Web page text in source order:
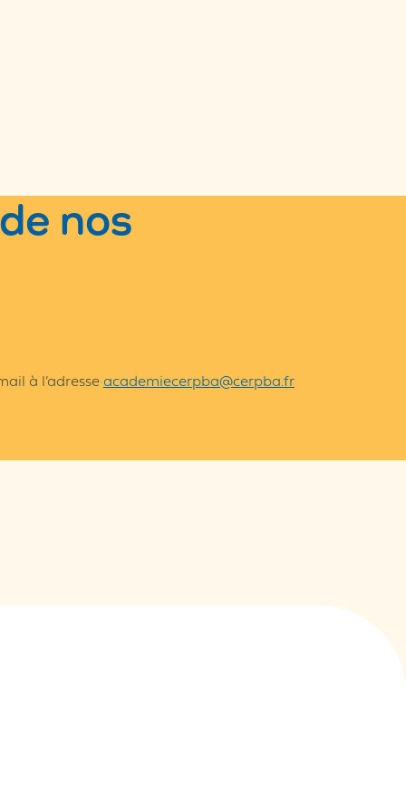
nos
à l’adresseacademiecerpba@cerpba.fr